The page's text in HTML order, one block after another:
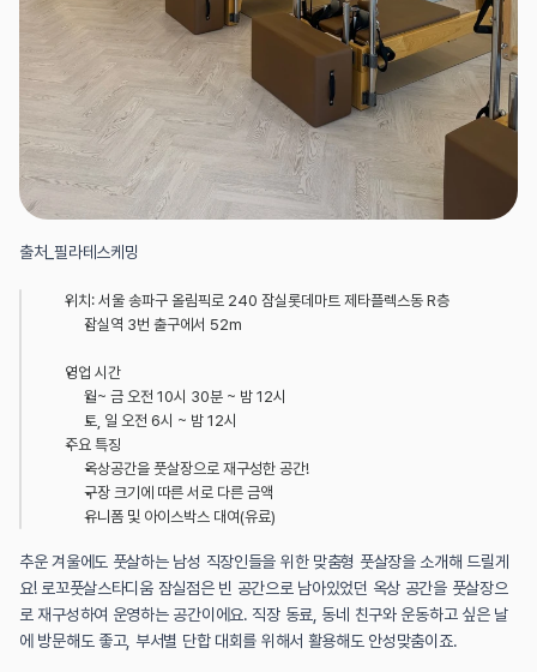
출처_필라테스케밍
위치: 서울 송파구 올림픽로 240 잠실롯데마트 제타플렉스동 R층
잠실역 3번 출구에서 52m
영업 시간
월~ 금 오전 10시 30분 ~ 밤 12시
토, 일 오전 6시 ~ 밤 12시
주요 특징
옥상공간을 풋살장으로 재구성한 공간!
구장 크기에 따른 서로 다른 금액
유니폼 및 아이스박스 대여(유료)﻿
추운 겨울에도 풋살하는 남성 직장인들을 위한 맞춤형 풋살장을 소개해 드릴게
요! 로꼬풋살스타디움 잠실점은 빈 공간으로 남아있었던 옥상 공간을 풋살장으
로 재구성하여 운영하는 공간이에요. 직장 동료, 동네 친구와 운동하고 싶은 날
에 방문해도 좋고, 부서별 단합 대회를 위해서 활용해도 안성맞춤이죠.